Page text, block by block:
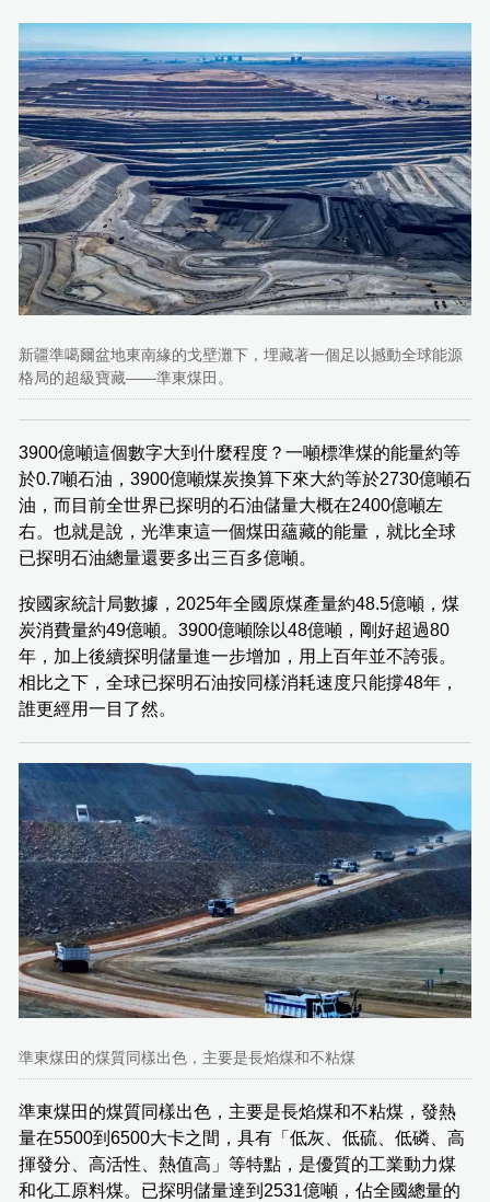
新疆準噶爾盆地東南緣的戈壁灘下，埋藏著一個足以撼動全球能源
格局的超級寶藏——準東煤田。
3900億噸這個數字大到什麼程度？一噸標準煤的能量約等
於0.7噸石油，3900億噸煤炭換算下來大約等於2730億噸石
油，而目前全世界已探明的石油儲量大概在2400億噸左
右。也就是說，光準東這一個煤田蘊藏的能量，就比全球
已探明石油總量還要多出三百多億噸。
按國家統計局數據，2025年全國原煤產量約48.5億噸，煤
炭消費量約49億噸。3900億噸除以48億噸，剛好超過80
年，加上後續探明儲量進一步增加，用上百年並不誇張。
相比之下，全球已探明石油按同樣消耗速度只能撐48年，
誰更經用一目了然。
準東煤田的煤質同樣出色，主要是長焰煤和不粘煤
準東煤田的煤質同樣出色，主要是長焰煤和不粘煤，發熱
量在5500到6500大卡之間，具有「低灰、低硫、低磷、高
揮發分、高活性、熱值高」等特點，是優質的工業動力煤
和化工原料煤。已探明儲量達到2531億噸，佔全國總量的